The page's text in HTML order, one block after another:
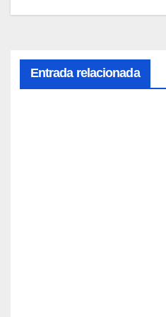
Entrada relacionada